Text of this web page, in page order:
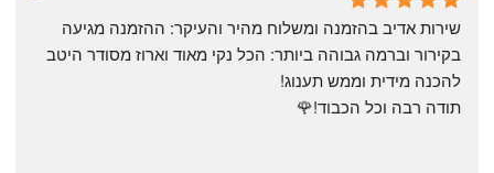
a month ago
להכנה מידית וממש תענוג!
תודה רבה וכל הכבוד!🌹